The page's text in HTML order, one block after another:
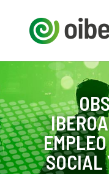
SOCIAL